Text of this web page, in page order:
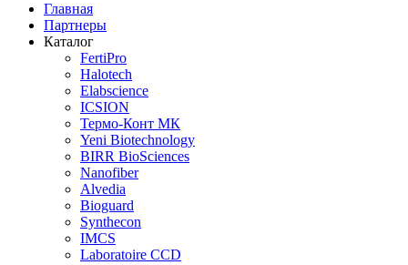
Главная
Партнеры
Каталог
FertiPro
Halotech
Elabscience
ICSION
Термо-Конт МК
Yeni Biotechnology
BIRR BioSciences
Nanofiber
Alvedia
Bioguard
Synthecon
IMCS
Laboratoire CCD